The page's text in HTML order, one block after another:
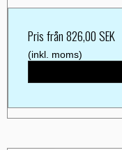
Pris från826,00 SEK
(inkl. moms)